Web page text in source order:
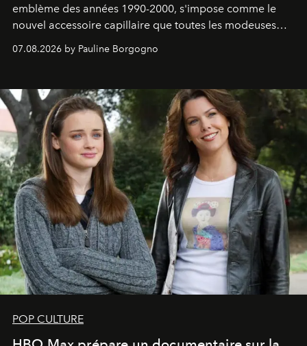
emblème des années 1990-2000, s'impose comme le
nouvel accessoire capillaire que toutes les modeuses
s'arrachent déjà.
07.08.2026 by Pauline Borgogno
POP CULTURE